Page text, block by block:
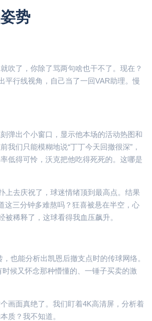
势
吹了，你除了骂两句啥也干不了。现在？
平行线视角，自己当了一回VAR助理。慢
弹出个小窗口，显示他本场的活动热图和
们只能模糊地说“丁丁今天回撤很深”，
低得可怜，沃克把他吃得死死的。这哪是
上去庆祝了，球迷情绪顶到最高点。结果
这三分钟多难熬吗？狂喜被悬在半空，心
稀释了，这球看得我血压飙升。
也能分析出凯恩后撤支点时的传球网络。
候又怀念那种懵懂的、一锤子买卖的激
画面真绝了。我们盯着4K高清屏，分析着
质？我不知道。